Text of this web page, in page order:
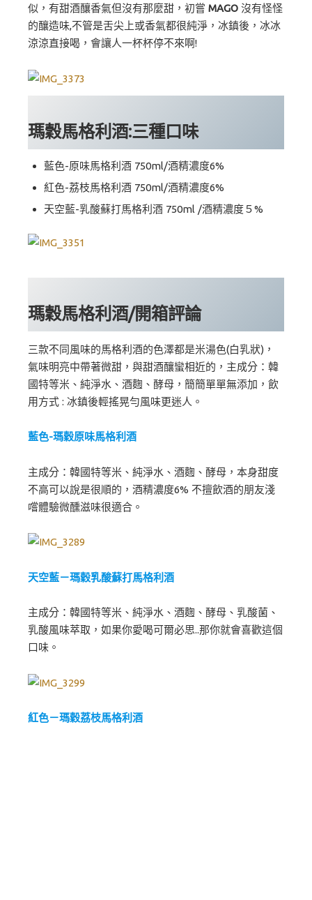
似，有甜酒釀香氣但沒有那麼甜，初嘗 MAGO 沒有怪怪
的釀造味,不管是舌尖上或香氣都很純淨，冰鎮後，冰冰
涼涼直接喝，會讓人一杯杯停不來啊!
瑪穀馬格利酒:三種口味
藍色-原味馬格利酒 750ml/酒精濃度6%
紅色-荔枝馬格利酒 750ml/酒精濃度6%
天空藍-乳酸蘇打馬格利酒 750ml /酒精濃度５%
瑪穀馬格利酒/開箱評論
三款不同風味的馬格利酒的色澤都是米湯色(白乳狀)，
氣味明亮中帶著微甜，與甜酒釀蠻相近的，主成分：韓
國特等米、純淨水、酒麴、酵母，簡簡單單無添加，飲
用方式 : 冰鎮後輕搖晃勻風味更迷人。
藍色-瑪穀原味馬格利酒
主成分：韓國特等米、純淨水、酒麴、酵母，本身甜度
不高可以說是很順的，酒精濃度6% 不擅飲酒的朋友淺
嚐體驗微醺滋味很適合。
天空藍－瑪穀乳酸蘇打馬格利酒
主成分：韓國特等米、純淨水、酒麴、酵母、乳酸菌、
乳酸風味萃取，如果你愛喝可爾必思..那你就會喜歡這個
口味。
紅色－瑪穀荔枝馬格利酒